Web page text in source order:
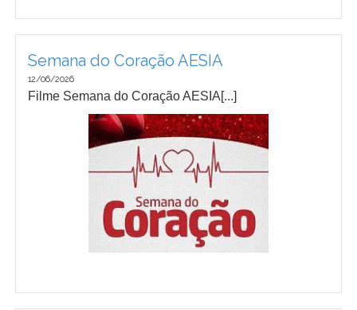
Semana do Coração AESIA
12/06/2026
Filme Semana do Coração AESIA[...]